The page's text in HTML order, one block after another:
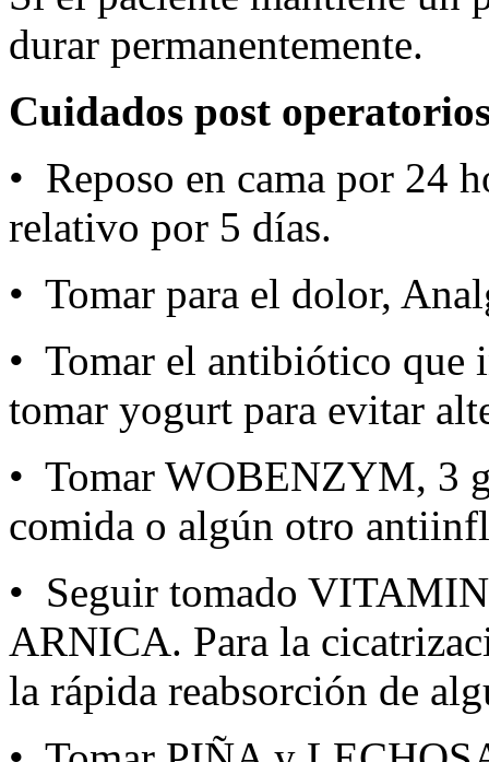
durar permanentemente.
Cuidados post
• Reposo en cama por 24
relativo por ­­­5 días.
• Tomar para el dolor,
• Tomar el antibiótico que
tomar yogurt para evitar
• Tomar WOBENZYM, 3
comida o algún otro
• Seguir tomado
ARNICA. Para la
la rápida reabsorción de